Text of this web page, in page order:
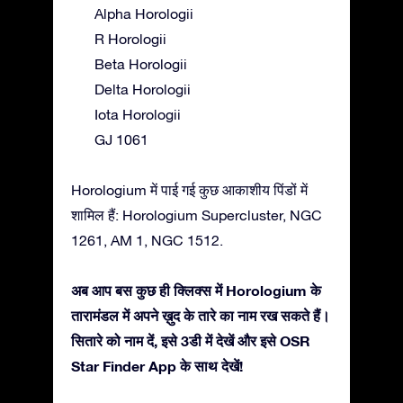
Alpha Horologii
R Horologii
Beta Horologii
Delta Horologii
Iota Horologii
GJ 1061
Horologium में पाई गई कुछ आकाशीय पिंडों में
शामिल हैं: Horologium Supercluster, NGC
1261, AM 1, NGC 1512.
अब आप बस कुछ ही क्लिक्स में Horologium के
तारामंडल में अपने ख़ुद के तारे का नाम रख सकते हैं।
सितारे को नाम दें, इसे 3डी में देखें और इसे OSR
Star Finder App के साथ देखें!